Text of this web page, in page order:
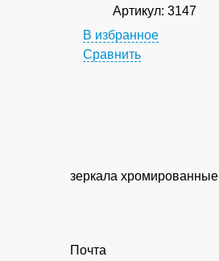
Артикул: 3147
В избранное
Сравнить
зеркала
Почта